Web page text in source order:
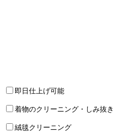
即日仕上げ可能
着物のクリーニング・しみ抜き
絨毯クリーニング